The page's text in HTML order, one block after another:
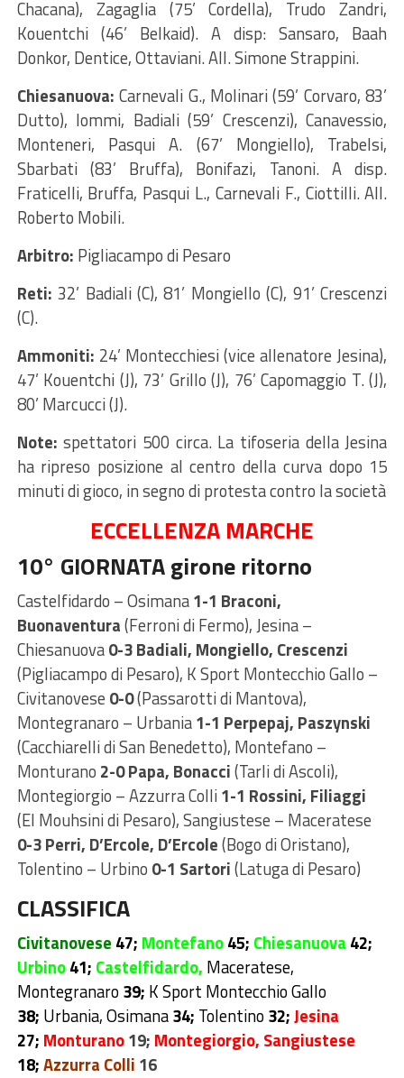
Chacana), Zagaglia (75’ Cordella), Trudo Zandri,
Kouentchi (46’ Belkaid). A disp: Sansaro, Baah
Donkor, Dentice, Ottaviani. All. Simone Strappini.
Chiesanuova: Carnevali G., Molinari (59’ Corvaro, 83’
Dutto), Iommi, Badiali (59’ Crescenzi), Canavessio,
Monteneri, Pasqui A. (67’ Mongiello), Trabelsi,
Sbarbati (83’ Bruffa), Bonifazi, Tanoni. A disp.
Fraticelli, Bruffa, Pasqui L., Carnevali F., Ciottilli. All.
Roberto Mobili.
Arbitro: Pigliacampo di Pesaro
Reti: 32’ Badiali (C), 81’ Mongiello (C), 91’ Crescenzi
(C).
Ammoniti: 24’ Montecchiesi (vice allenatore Jesina),
47’ Kouentchi (J), 73’ Grillo (J), 76’ Capomaggio T. (J),
80’ Marcucci (J).
Note: spettatori 500 circa. La tifoseria della Jesina
ha ripreso posizione al centro della curva dopo 15
minuti di gioco, in segno di protesta contro la società
ECCELLENZA MARCHE
10° GIORNATA girone ritorno
Castelfidardo – Osimana1-1 Braconi,
Buonaventura(Ferroni di Fermo), Jesina –
Chiesanuova0-3 Badiali, Mongiello, Crescenzi
(Pigliacampo di Pesaro), K Sport Montecchio Gallo –
Civitanovese 0-0(Passarotti di Mantova),
Montegranaro – Urbania1-1 Perpepaj, Paszynski
(Cacchiarelli di San Benedetto), Montefano –
Monturano 2-0 Papa, Bonacci(Tarli di Ascoli),
Montegiorgio – Azzurra Colli1-1 Rossini, Filiaggi
(El Mouhsini di Pesaro), Sangiustese – Maceratese
0-3 Perri, D’Ercole, D’Ercole(Bogo di Oristano),
Tolentino – Urbino 0-1 Sartori(Latuga di Pesaro)
CLASSIFICA
Civitanovese 47; Montefano45; Chiesanuova 42;
Urbino41; Castelfidardo, Maceratese,
Montegranaro 39; K Sport Montecchio Gallo
38; Urbania, Osimana34; Tolentino 32;Jesina
27; Monturano19; Montegiorgio, Sangiustese
18;Azzurra Colli 16